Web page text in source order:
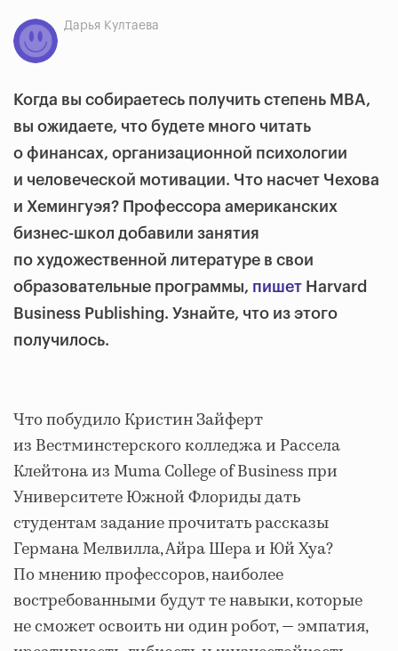
Дарья Култаева
Когда вы собираетесь получить степень MBA,
вы ожидаете, что будете много читать
о финансах, организационной психологии
и человеческой мотивации. Что насчет Чехова
и Хемингуэя? Профессора американских
бизнес-школ добавили занятия
по художественной литературе в свои
образовательные программы, пишет Harvard
Business Publishing. Узнайте, что из этого
получилось.
Что побудило Кристин Зайферт
из Вестминстерского колледжа и Рассела
Клейтона из Muma College of Business при
Университете Южной Флориды дать
студентам задание прочитать рассказы
Германа Мелвилла, Айра Шера и Юй Хуа?
По мнению профессоров, наиболее
востребованными будут те навыки, которые
не сможет освоить ни один робот, — эмпатия,